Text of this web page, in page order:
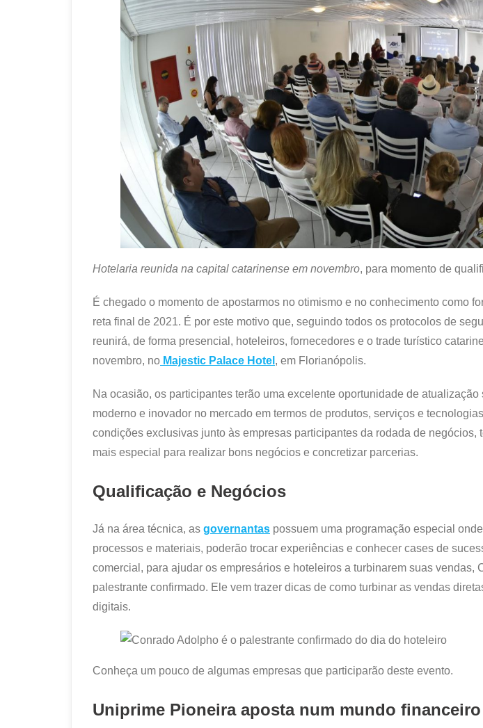
Hotelaria reunida na capital catarinense em novembro, para momento de
É chegado o momento de apostarmos no otimismo e no conhecimento como
reta final de 2021. É por este motivo que, seguindo todos os protocolos de
reunirá, de forma presencial, hoteleiros, fornecedores e o trade turístico
novembro, no Majestic Palace Hotel , em Florianópolis.
Na ocasião, os participantes terão uma excelente oportunidade de
moderno e inovador no mercado em termos de produtos, serviços e
condições exclusivas junto às empresas participantes da rodada de negócios,
mais especial para realizar bons negócios e concretizar parcerias.
Qualificação e Negócios
Já na área técnica, as governantas possuem uma programação especial
processos e materiais, poderão trocar experiências e conhecer cases de
comercial, para ajudar os empresários e hoteleiros a turbinarem suas vendas,
palestrante confirmado. Ele vem trazer dicas de como turbinar as vendas
digitais.
Conheça um pouco de algumas empresas que participarão deste evento.
Uniprime Pioneira aposta num mundo